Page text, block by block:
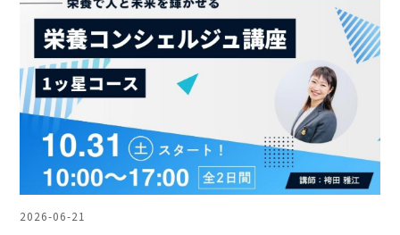
2026-06-21